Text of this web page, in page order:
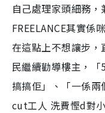
自己處理家頭細務
FREELANCE其實係
在這點上不想讓步
民繼續勸導樓主，
搞搞佢」、「一係
cut工人 洗費慳d對